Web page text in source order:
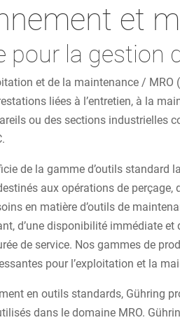
et
pour la gestion
et de la maintenance /
liées à l’entretien, à la
ou des sections industrielles
de la gamme d’outils
aux opérations de perçage,
en matière d’outils de
d’une disponibilité immédiate et
de service. Nos gammes de
pour l’exploitation et la
en outils standards, Gühring
dans le domaine MRO.